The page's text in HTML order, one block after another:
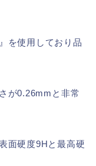
』を使用しており品
が0.26mmと非常
面硬度9Hと最高硬